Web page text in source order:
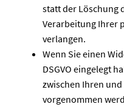
statt der Löschung
Verarbeitung Ihrer
verlangen.
Wenn Sie einen
DSGVO eingelegt
zwischen Ihren
vorgenommen